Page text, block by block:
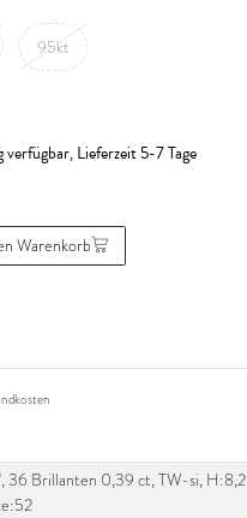
95kt
Lieferzeit 5-7 Tage
Warenkorb
36 Brillanten 0,39 ct, TW-si, H:8,2